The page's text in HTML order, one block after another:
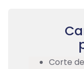
Corte